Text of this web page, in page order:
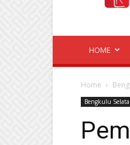
HOME
Home
Bengkulu